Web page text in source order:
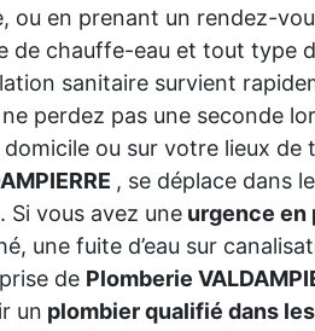
ou en prenant un rendez-
de chauffe-eau et tout type
sanitaire survient
perdez pas une seconde
ou sur votre lieux de
, se déplace dans
Si vous avez une urgence en
une fuite d’eau sur
de Plomberie
un plombier qualifié dans